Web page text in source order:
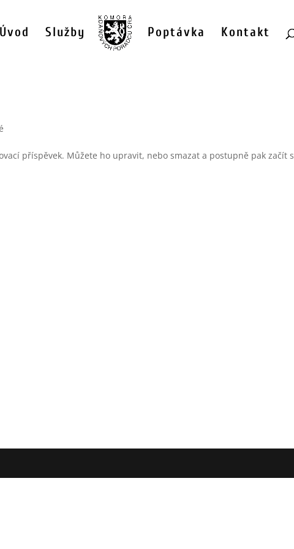
Úvod Služby Poptávka Kontakt
příspěvek. Můžete ho upravit, nebo smazat a postupně pak začít s